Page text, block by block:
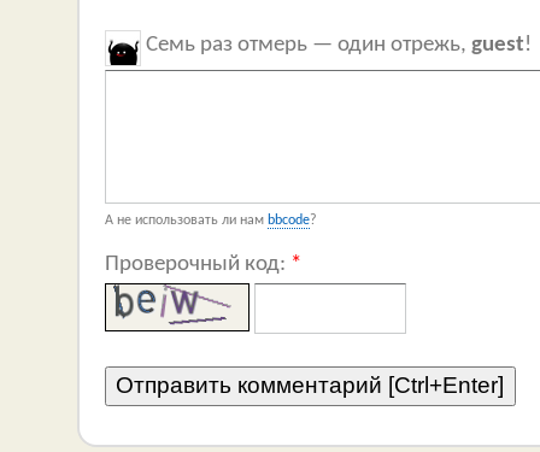
Семь раз отмерь — один отрежь, guest!
А не использовать ли нам bbcode?
Проверочный код: *